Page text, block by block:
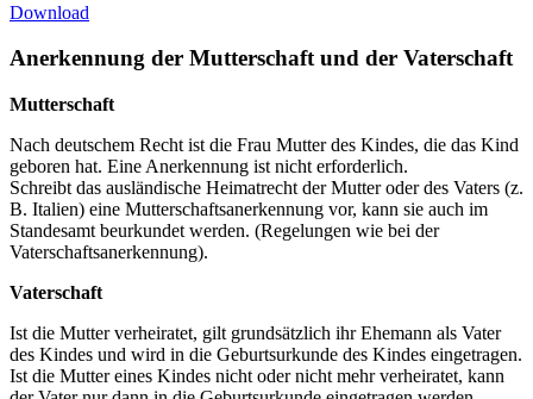
Download
Anerkennung der Mutterschaft und der Vaterschaft
Mutterschaft
Nach deutschem Recht ist die Frau Mutter des Kindes, die das Kind
geboren hat. Eine Anerkennung ist nicht erforderlich.
Schreibt das ausländische Heimatrecht der Mutter oder des Vaters (z.
B. Italien) eine Mutterschaftsanerkennung vor, kann sie auch im
Standesamt beurkundet werden. (Regelungen wie bei der
Vaterschaftsanerkennung).
Vaterschaft
Ist die Mutter verheiratet, gilt grundsätzlich ihr Ehemann als Vater
des Kindes und wird in die Geburtsurkunde des Kindes eingetragen.
Ist die Mutter eines Kindes nicht oder nicht mehr verheiratet, kann